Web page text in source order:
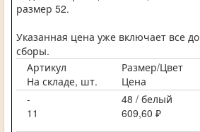
размер 52.
Указанная цена уже включает все
сборы.
Артикул
Размер/Цвет
На складе, шт.
Цена
-
48 / белый
11
609,60 ₽